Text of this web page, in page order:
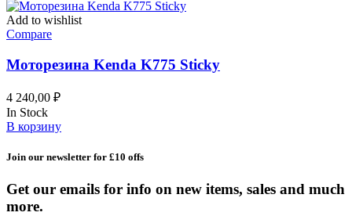
Add to wishlist
Compare
Моторезина Kenda K775 Sticky
4 240,00 ₽
In Stock
В корзину
Join our newsletter for £10 offs
Get our emails for info on new items, sales and much
more.